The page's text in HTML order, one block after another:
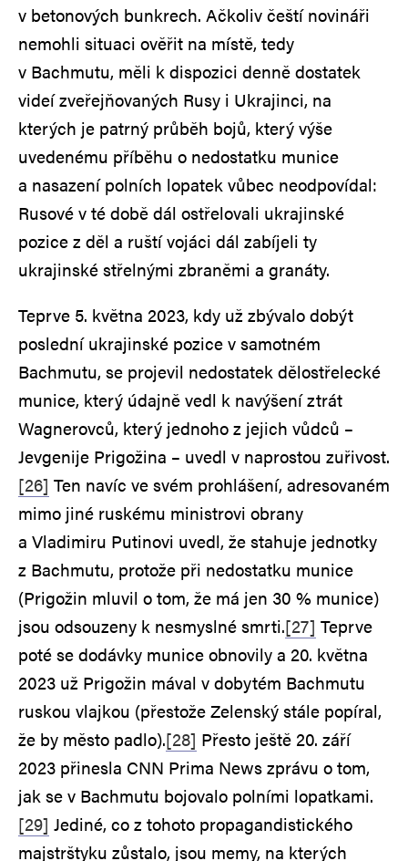
v betonových bunkrech. Ačkoliv čeští novináři
nemohli situaci ověřit na místě, tedy
v Bachmutu, měli k dispozici denně dostatek
videí zveřejňovaných Rusy i Ukrajinci, na
kterých je patrný průběh bojů, který výše
uvedenému příběhu o nedostatku munice
a nasazení polních lopatek vůbec neodpovídal:
Rusové v té době dál ostřelovali ukrajinské
pozice z děl a ruští vojáci dál zabíjeli ty
ukrajinské střelnými zbraněmi a granáty.
Teprve 5. května 2023, kdy už zbývalo dobýt
poslední ukrajinské pozice v samotném
Bachmutu, se projevil nedostatek dělostřelecké
munice, který údajně vedl k navýšení ztrát
Wagnerovců, který jednoho z jejich vůdců –
Jevgenije Prigožina – uvedl v naprostou zuřivost.
[26] Ten navíc ve svém prohlášení, adresovaném
mimo jiné ruskému ministrovi obrany
a Vladimiru Putinovi uvedl, že stahuje jednotky
z Bachmutu, protože při nedostatku munice
(Prigožin mluvil o tom, že má jen 30 % munice)
jsou odsouzeny k nesmyslné smrti.[27] Teprve
poté se dodávky munice obnovily a 20. května
2023 už Prigožin mával v dobytém Bachmutu
ruskou vlajkou (přestože Zelenský stále popíral,
že by město padlo).[28] Přesto ještě 20. září
2023 přinesla CNN Prima News zprávu o tom,
jak se v Bachmutu bojovalo polními lopatkami.
[29] Jediné, co z tohoto propagandistického
majstrštyku zůstalo, jsou memy, na kterých